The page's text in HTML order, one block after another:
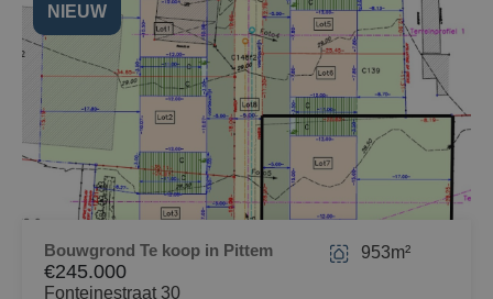
NIEUW
Bouwgrond Te koop in Pittem
€245.000
Fonteinestraat 30
953m²